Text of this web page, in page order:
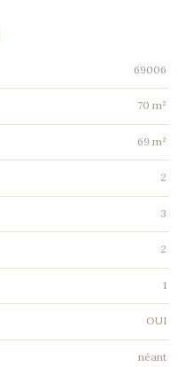
69006
70 m²
69 m²
2
3
2
1
OUI
néant